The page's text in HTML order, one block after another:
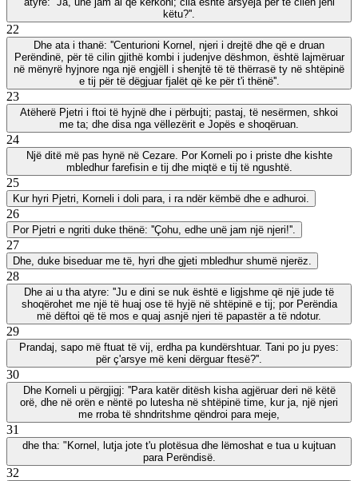
këtu?''.
22
Dhe ata i thanë: ''Centurioni Kornel, njeri i drejtë dhe që e druan
Perëndinë, për të cilin gjithë kombi i judenjve dëshmon, është lajmëruar
në mënyrë hyjnore nga një engjëll i shenjtë të të thërrasë ty në shtëpinë
e tij për të dëgjuar fjalët që ke për t'i thënë''.
23
Atëherë Pjetri i ftoi të hyjnë dhe i përbujti; pastaj, të nesërmen, shkoi
me ta; dhe disa nga vëllezërit e Jopës e shoqëruan.
24
Një ditë më pas hynë në Cezare. Por Korneli po i priste dhe kishte
mbledhur farefisin e tij dhe miqtë e tij të ngushtë.
25
Kur hyri Pjetri, Korneli i doli para, i ra ndër këmbë dhe e adhuroi.
26
Por Pjetri e ngriti duke thënë: ''Çohu, edhe unë jam një njeri!''.
27
Dhe, duke biseduar me të, hyri dhe gjeti mbledhur shumë njerëz.
28
Dhe ai u tha atyre: ''Ju e dini se nuk është e ligjshme që një jude të
shoqërohet me një të huaj ose të hyjë në shtëpinë e tij; por Perëndia
më dëftoi që të mos e quaj asnjë njeri të papastër a të ndotur.
29
Prandaj, sapo më ftuat të vij, erdha pa kundërshtuar. Tani po ju pyes:
për ç'arsye më keni dërguar ftesë?''.
30
Dhe Korneli u përgjigj: ''Para katër ditësh kisha agjëruar deri në këtë
orë, dhe në orën e nëntë po lutesha në shtëpinë time, kur ja, një njeri
me rroba të shndritshme qëndroi para meje,
31
dhe tha: "Kornel, lutja jote t'u plotësua dhe lëmoshat e tua u kujtuan
para Perëndisë.
32